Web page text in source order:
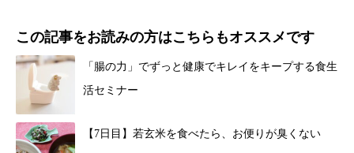
この記事をお読みの方はこちらもオススメです
「腸の力」でずっと健康でキレイをキープする食生
活セミナー
【7日目】若玄米を食べたら、お便りが臭くない